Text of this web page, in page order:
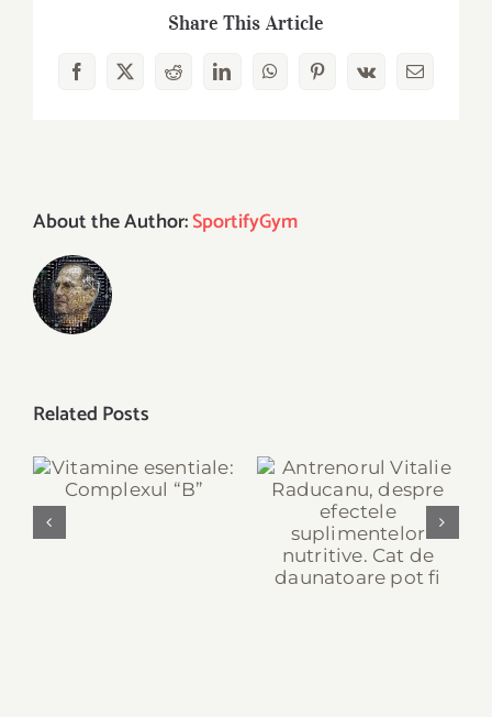
faci
Share This Article
Facebook
X RedditLinkedInWhatsAppPinterest
Vk Email
About the Author:SportifyGym
Related Posts
Vitamine
esentiale:
Antrenorul Vitalie
Raducanu, despre
efectele
suplimentelor
nutritive. Cat de